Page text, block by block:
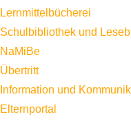
Lernmittelbücherei
Schulbibliothek und
NaMiBe
Übertritt
Information und
Elternportal